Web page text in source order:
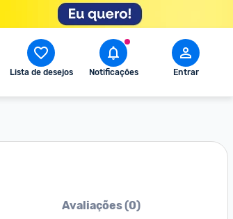
Lista de desejos Notificações Entrar
Avaliações (0)